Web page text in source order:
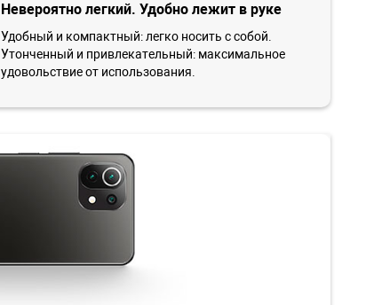
Невероятно легкий. Удобно лежит в руке
Удобный и компактный: легко носить с собой.
Утонченный и привлекательный: максимальное
удовольствие от использования.